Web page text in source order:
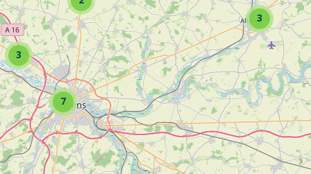
pour voir toutes les activités de l’entreprise
verts ... Consultez la fiche pour voir toutes les activités de l’entreprise
3
3
7